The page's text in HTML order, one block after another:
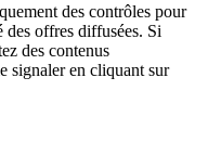
des contrôles pour
offres diffusées. Si
des contenus
signaler en cliquant sur